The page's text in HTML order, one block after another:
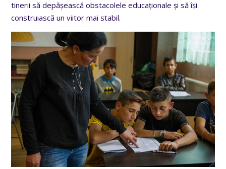
tinerii să depășească obstacolele educaționale și să își
construiască un viitor mai stabil.